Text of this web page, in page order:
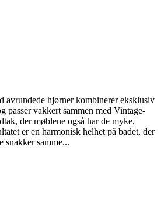
avrundede hjørner kombinerer eksklusiv
passer vakkert sammen med Vintage-
der møblene også har de myke,
er en harmonisk helhet på badet, der
snakker samme...